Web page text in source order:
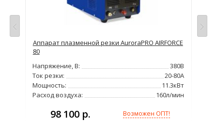
Аппарат плазменной резки AuroraPRO AIRFORCE
80
Напряжение, В:
380В
Ток резки:
20-80А
Мощность:
11.3кВт
Расход воздуха:
160л/мин
98 100 р. Возможен ОПТ!